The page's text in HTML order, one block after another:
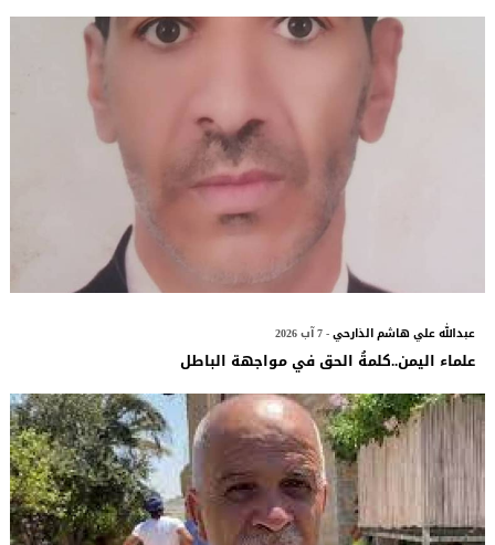
عبدالله علي هاشم الذارحي- 7 آب 2026
علماء اليمن..كلمةُ الحق في مواجهة الباطل